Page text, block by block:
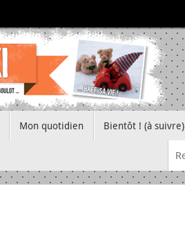
Mon quotidien Bientôt ! (à suivre)